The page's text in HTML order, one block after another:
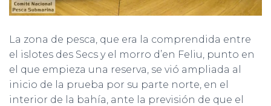
La zona de pesca, que era la comprendida entre
el islotes des Secs y el morro d’en Feliu, punto en
el que empieza una reserva, se vió ampliada al
inicio de la prueba por su parte norte, en el
interior de la bahía, ante la previsión de que el